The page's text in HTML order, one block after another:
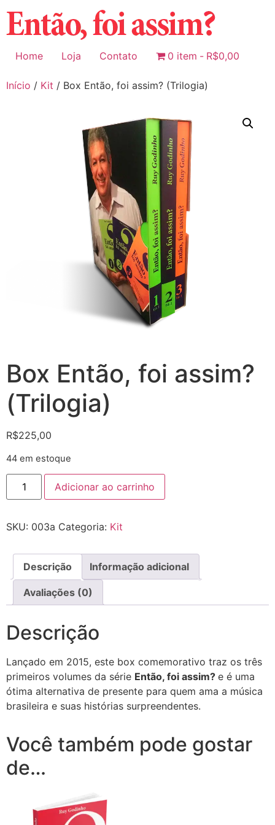
para
conteúdo
Home Loja Contato 0 item R$0,00
Início / Kit / Box Então, foi assim? (Trilogia)
Box Então, foi assim?
(Trilogia)
R$225,00
44 em estoque
Box
Então,
foi
quantidade
Adicionar ao carrinho
SKU: 003a Categoria: Kit
Descrição Informação adicional
Avaliações (0)
Descrição
Lançado em 2015, este box comemorativo traz os três
primeiros volumes da série Então, foi assim? e é uma
ótima alternativa de presente para quem ama a música
brasileira e suas histórias surpreendentes.
Você também pode gostar
de…